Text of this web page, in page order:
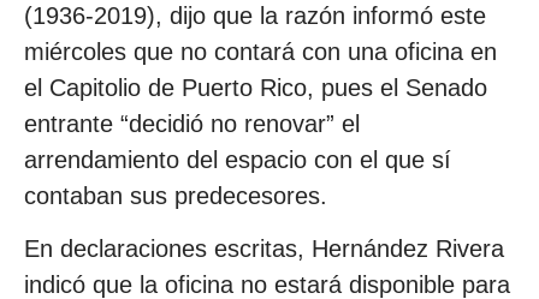
(1936-2019), dijo que la razón informó este
miércoles que no contará con una oficina en
el Capitolio de Puerto Rico, pues el Senado
entrante “decidió no renovar” el
arrendamiento del espacio con el que sí
contaban sus predecesores.
En declaraciones escritas, Hernández Rivera
indicó que la oficina no estará disponible para